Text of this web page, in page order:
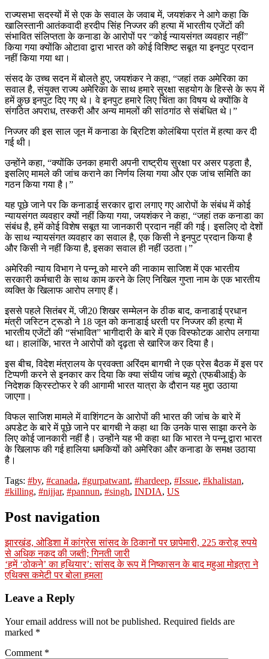
राज्यसभा सदस्यों में से एक के सवाल के जवाब में, जयशंकर ने आगे कहा कि
खालिस्तानी आतंकवादी हरदीप सिंह निज्जर की हत्या में भारतीय एजेंटों की
संभावित संलिप्तता के कनाडा के आरोपों पर “कोई न्यायसंगत व्यवहार नहीं”
किया गया क्योंकि ओटावा द्वारा भारत को कोई विशिष्ट सबूत या इनपुट प्रदान
नहीं किया गया था।
संसद के उच्च सदन में बोलते हुए, जयशंकर ने कहा, “जहां तक ​​अमेरिका का
सवाल है, संयुक्त राज्य अमेरिका के साथ हमारे सुरक्षा सहयोग के हिस्से के रूप में
हमें कुछ इनपुट दिए गए थे। वे इनपुट हमारे लिए चिंता का विषय थे क्योंकि वे
संगठित अपराध, तस्करी और अन्य मामलों की सांठगांठ से संबंधित थे।”
निज्जर की इस साल जून में कनाडा के ब्रिटिश कोलंबिया प्रांत में हत्या कर दी
गई थी।
उन्होंने कहा, “क्योंकि उनका हमारी अपनी राष्ट्रीय सुरक्षा पर असर पड़ता है,
इसलिए मामले की जांच कराने का निर्णय लिया गया और एक जांच समिति का
गठन किया गया है।”
यह पूछे जाने पर कि कनाडाई सरकार द्वारा लगाए गए आरोपों के संबंध में कोई
न्यायसंगत व्यवहार क्यों नहीं किया गया, जयशंकर ने कहा, “जहां तक ​​​​कनाडा का
संबंध है, हमें कोई विशेष सबूत या जानकारी प्रदान नहीं की गई। इसलिए दो देशों
के साथ न्यायसंगत व्यवहार का सवाल है, एक किसी ने इनपुट प्रदान किया है
और किसी ने नहीं किया है, इसका सवाल ही नहीं उठता।”
अमेरिकी न्याय विभाग ने पन्नू को मारने की नाकाम साजिश में एक भारतीय
सरकारी कर्मचारी के साथ काम करने के लिए निखिल गुप्ता नाम के एक भारतीय
व्यक्ति के खिलाफ आरोप लगाए हैं।
इससे पहले सितंबर में, जी20 शिखर सम्मेलन के ठीक बाद, कनाडाई प्रधान
मंत्री जस्टिन ट्रूडो ने 18 जून को कनाडाई धरती पर निज्जर की हत्या में
भारतीय एजेंटों की “संभावित” भागीदारी के बारे में एक विस्फोटक आरोप लगाया
था। हालांकि, भारत ने आरोपों को दृढ़ता से खारिज कर दिया है।
इस बीच, विदेश मंत्रालय के प्रवक्ता अरिंदम बागची ने एक प्रेस बैठक में इस पर
टिप्पणी करने से इनकार कर दिया कि क्या संघीय जांच ब्यूरो (एफबीआई) के
निदेशक क्रिस्टोफर रे की आगामी भारत यात्रा के दौरान यह मुद्दा उठाया
जाएगा।
विफल साजिश मामले में वाशिंगटन के आरोपों की भारत की जांच के बारे में
अपडेट के बारे में पूछे जाने पर बागची ने कहा था कि उनके पास साझा करने के
लिए कोई जानकारी नहीं है। उन्होंने यह भी कहा था कि भारत ने पन्नू द्वारा भारत
के खिलाफ की गई हालिया धमकियों को अमेरिका और कनाडा के समक्ष उठाया
है।
Tags: #by, #canada, #gurpatwant, #hardeep, #Issue, #khalistan,
#killing, #nijjar, #pannun, #singh, INDIA, US
Post navigation
झारखंड, ओडिशा में कांग्रेस सांसद के ठिकानों पर छापेमारी, 225 करोड़ रुपये
से अधिक नकद की जब्ती; गिनती जारी
‘हमें ‘ठोकने’ का हथियार’: सांसद के रूप में निष्कासन के बाद महुआ मोइत्रा ने
एथिक्स कमेटी पर बोला हमला
Leave a Reply
Your email address will not be published. Required fields are
marked *
Comment *